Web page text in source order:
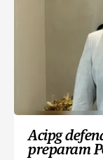
Acipg
preparam